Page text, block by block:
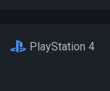
PlayStation 4